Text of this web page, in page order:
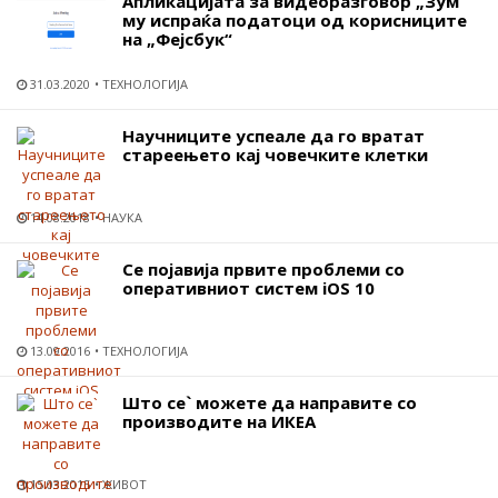
му испраќа податоци од корисниците
на „Фејсбук“
31.03.2020 ТЕХНОЛОГИЈА
Научниците успеале да го вратат
стареењето кај човечките клетки
14.08.2018 НАУКА
Се појавија првите проблеми со
оперативниот систем iOS 10
13.09.2016 ТЕХНОЛОГИЈА
Што се` можете да направите со
производите на ИКЕА
15.03.2015 ЖИВОТ